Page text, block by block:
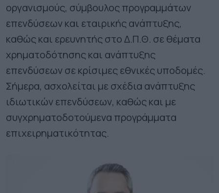
οργανισμούς, σύμβουλος προγραμμάτων
επενδύσεων και εταιρικής ανάπτυξης,
καθώς και ερευνητής στο Δ.Π.Θ. σε θέματα
χρηματοδότησης και ανάπτυξης
επενδύσεων σε κρίσιμες εθνικές υποδομές.
Σήμερα, ασχολείται με σχέδια ανάπτυξης
ιδιωτικών επενδύσεων, καθώς και με
συγχρηματοδοτούμενα προγράμματα
επιχειρηματικότητας.